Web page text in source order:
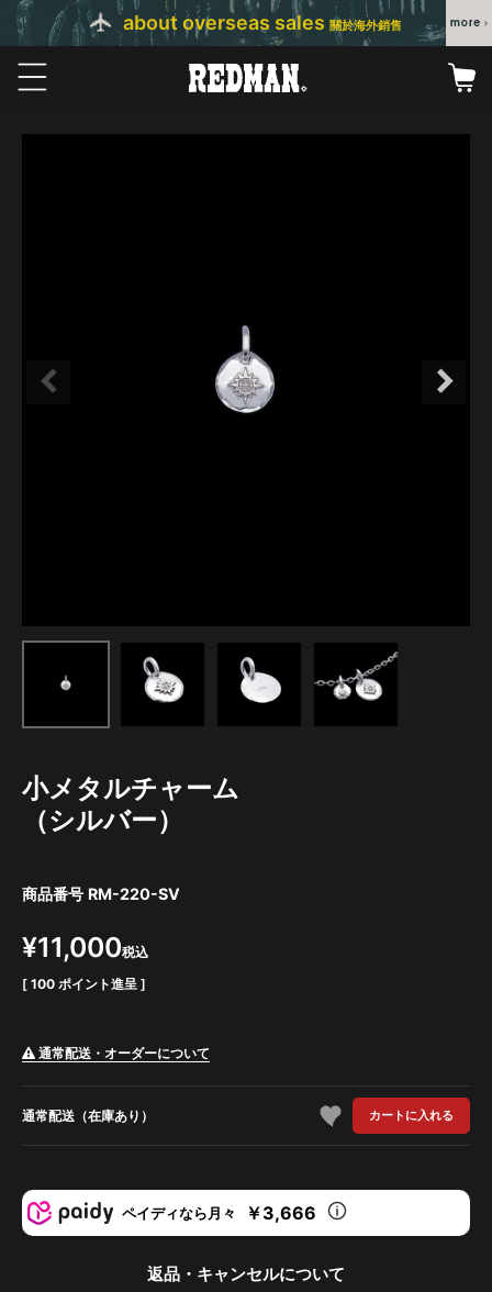
about overseas sales 關於海外銷售
小メタルチャーム
（シルバー）
商品番号 RM-220-SV
¥11,000税込
[ 100 ポイント進呈 ]
通常配送・オーダーについて
通常配送（在庫あり） カートに入れる
ペイディなら月々 ￥3,666
返品・キャンセルについて